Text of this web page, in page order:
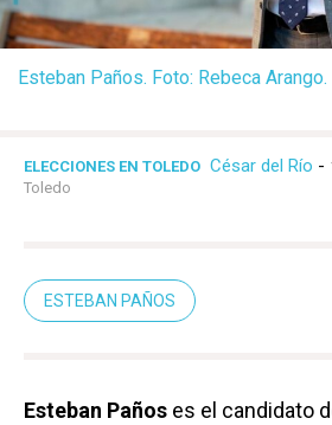
Esteban Paños. Foto: Rebeca Arango.
ELECCIONES EN TOLEDO César del Río -
Toledo
ESTEBAN PAÑOS
Esteban Paños es el candidato